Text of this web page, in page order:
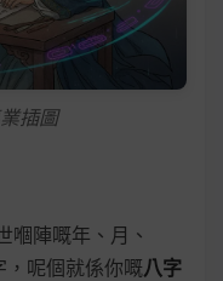
插圖
嗰陣嘅年、月、
，呢個就係你嘅八字